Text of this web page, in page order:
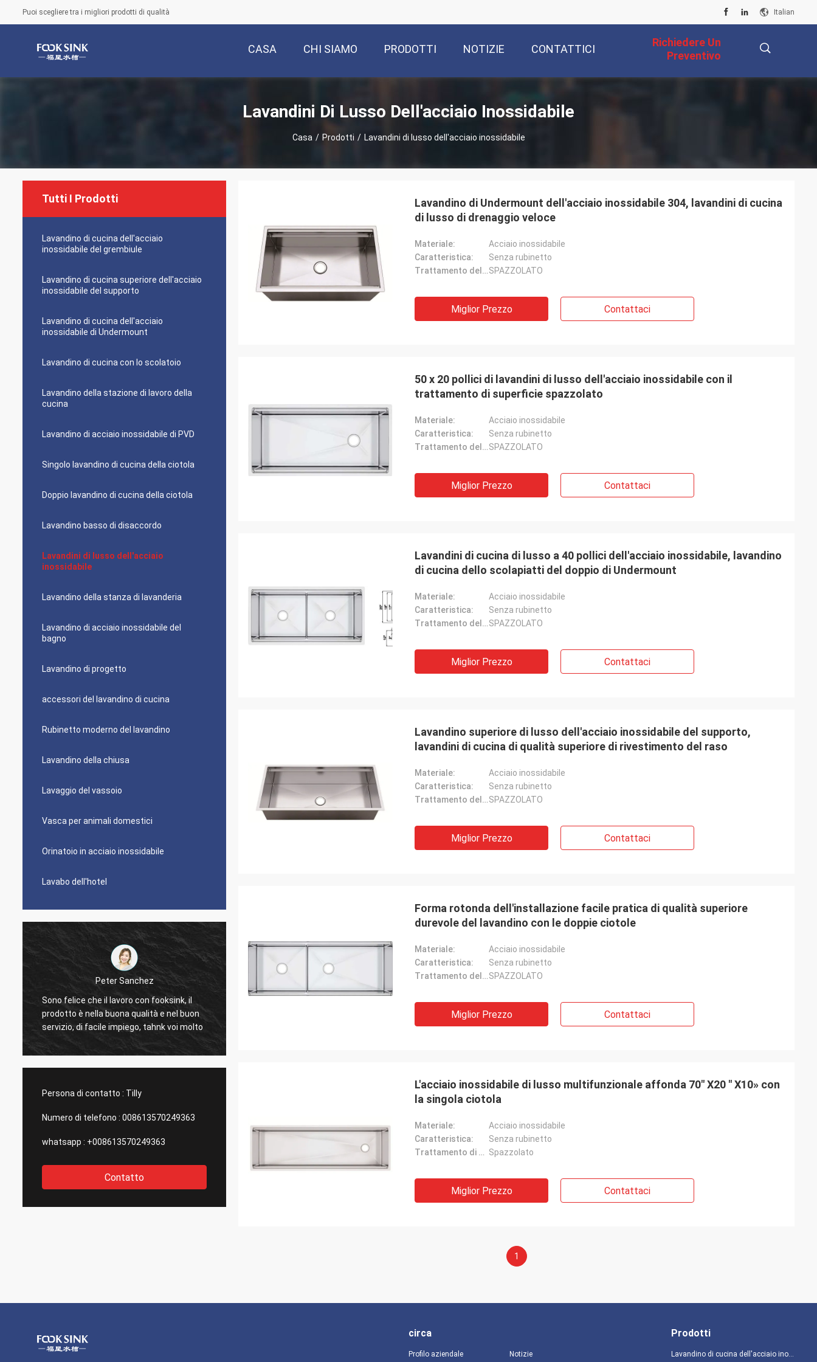
Puoi scegliere tra i migliori prodotti di qualità Italian
CASA CHI SIAMO PRODOTTI NOTIZIE CONTATTICI
Richiedere Un
Preventivo
Lavandini Di Lusso Dell'acciaio Inossidabile
Casa / Prodotti / Lavandini di lusso dell'acciaio inossidabile
Tutti I Prodotti
Lavandino di cucina dell'acciaio
inossidabile del grembiule
Lavandino di cucina superiore dell'acciaio
inossidabile del supporto
Lavandino di cucina dell'acciaio
inossidabile di Undermount
Lavandino di cucina con lo scolatoio
Lavandino della stazione di lavoro della
cucina
Lavandino di acciaio inossidabile di PVD
Singolo lavandino di cucina della ciotola
Doppio lavandino di cucina della ciotola
Lavandino basso di disaccordo
Lavandini di lusso dell'acciaio
inossidabile
Lavandino della stanza di lavanderia
Lavandino di acciaio inossidabile del
bagno
Lavandino di progetto
accessori del lavandino di cucina
Rubinetto moderno del lavandino
Lavandino della chiusa
Lavaggio del vassoio
Vasca per animali domestici
Orinatoio in acciaio inossidabile
Lavabo dell'hotel
Peter Sanchez
Sono felice che il lavoro con fooksink, il
prodotto è nella buona qualità e nel buon
servizio, di facile impiego, tahnk voi molto
Gilder di Michelle
È grande. Lo amiamo. Gli angoli non sono
Alan Yudelman
professionale, il fornitore è amichevole ed
utile, sono molto cura circa cui i nostri
Persona di contatto : Tilly
Numero di telefono : 008613570249363
whatsapp : +008613570249363
Contatto
Lavandino di Undermount dell'acciaio inossidabile 304, lavandini di cucina
di lusso di drenaggio veloce
Materiale:
Acciaio inossidabile
Caratteristica:
Senza rubinetto
Trattamento delle superfici:SPAZZOLATO
Miglior Prezzo Contattaci
50 x 20 pollici di lavandini di lusso dell'acciaio inossidabile con il
trattamento di superficie spazzolato
Materiale:
Acciaio inossidabile
Caratteristica:
Senza rubinetto
Trattamento delle superfici:SPAZZOLATO
Miglior Prezzo Contattaci
Lavandini di cucina di lusso a 40 pollici dell'acciaio inossidabile, lavandino
di cucina dello scolapiatti del doppio di Undermount
Materiale:
Acciaio inossidabile
Caratteristica:
Senza rubinetto
Trattamento delle superfici:SPAZZOLATO
Miglior Prezzo Contattaci
Lavandino superiore di lusso dell'acciaio inossidabile del supporto,
lavandini di cucina di qualità superiore di rivestimento del raso
Materiale:
Acciaio inossidabile
Caratteristica:
Senza rubinetto
Trattamento delle superfici:SPAZZOLATO
Miglior Prezzo Contattaci
Forma rotonda dell'installazione facile pratica di qualità superiore
durevole del lavandino con le doppie ciotole
Materiale:
Acciaio inossidabile
Caratteristica:
Senza rubinetto
Trattamento delle superfici:SPAZZOLATO
Miglior Prezzo Contattaci
L'acciaio inossidabile di lusso multifunzionale affonda 70" X20 " X10» con
la singola ciotola
Materiale:
Acciaio inossidabile
Caratteristica:
Senza rubinetto
Trattamento di superficie: Spazzolato
Miglior Prezzo Contattaci
1
circa
Profilo aziendale Notizie
Prodotti
Lavandino di cucina dell'acciaio inossidabile del grembiule